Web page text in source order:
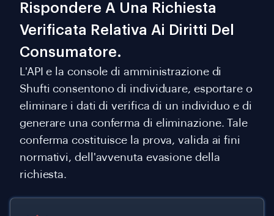
Rispondere A Una Richiesta
Verificata Relativa Ai Diritti Del
Consumatore.
L'API e la console di amministrazione di
Shufti consentono di individuare, esportare o
eliminare i dati di verifica di un individuo e di
generare una conferma di eliminazione. Tale
conferma costituisce la prova, valida ai fini
normativi, dell'avvenuta evasione della
richiesta.